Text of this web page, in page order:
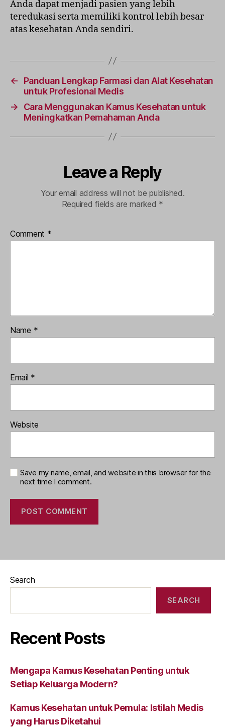
Anda dapat menjadi pasien yang lebih
teredukasi serta memiliki kontrol lebih besar
atas kesehatan Anda sendiri.
←
Panduan Lengkap Farmasi dan Alat Kesehatan
untuk Profesional Medis
→
Cara Menggunakan Kamus Kesehatan untuk
Meningkatkan Pemahaman Anda
Leave a Reply
Your email address will not be published.
Required fields are marked *
Comment *
Name *
Email *
Website
Save my name, email, and website in this browser for the
next time I comment.
Search
SEARCH
Recent Posts
Mengapa Kamus Kesehatan Penting untuk
Setiap Keluarga Modern?
Kamus Kesehatan untuk Pemula: Istilah Medis
yang Harus Diketahui